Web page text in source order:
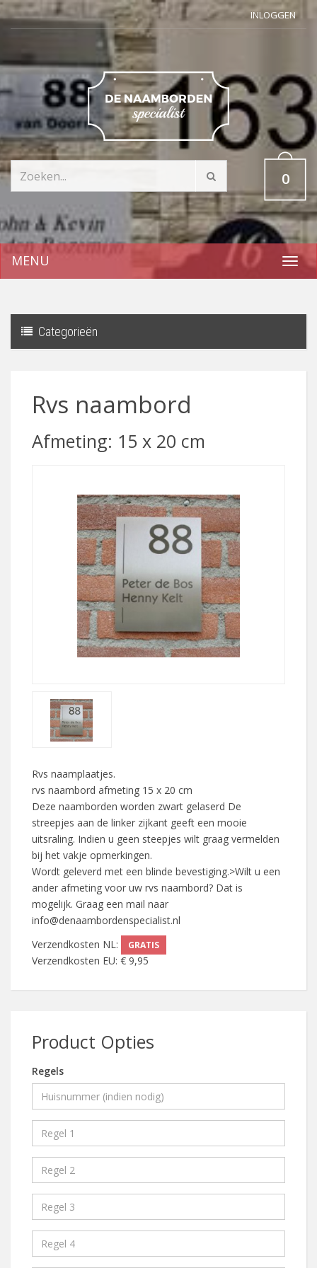
INLOGGEN
0
MENU
Categorieën
Rvs naambord
Afmeting: 15 x 20 cm
Rvs naamplaatjes.
rvs naambord afmeting 15 x 20 cm
Deze naamborden worden zwart gelaserd De
streepjes aan de linker zijkant geeft een mooie
uitsraling. Indien u geen steepjes wilt graag vermelden
bij het vakje opmerkingen.
Wordt geleverd met een blinde bevestiging.>Wilt u een
ander afmeting voor uw rvs naambord? Dat is
mogelijk. Graag een mail naar
info@denaambordenspecialist.nl
Verzendkosten NL:
GRATIS
Verzendkosten EU: € 9,95
Product Opties
Regels